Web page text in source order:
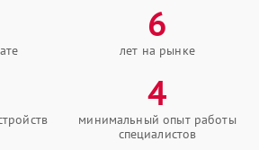
6
лет на рынке
4
минимальный опыт работы
специалистов